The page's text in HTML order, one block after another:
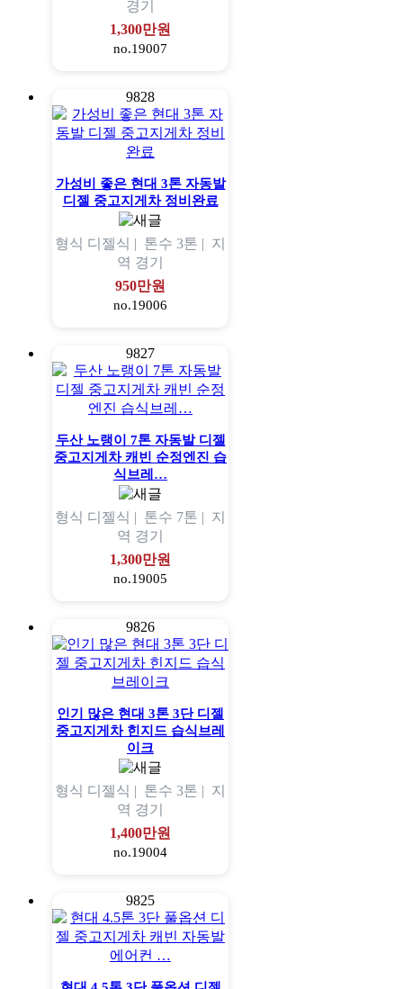
경기
1,300만원
no.19007
9828
가성비 좋은 현대 3톤 자동발
디젤 중고지게차 정비완료
형식 디젤식 | 톤수 3톤 | 지
역 경기
950만원
no.19006
9827
두산 노랭이 7톤 자동발 디젤
중고지게차 캐빈 순정엔진 습
식브레…
형식 디젤식 | 톤수 7톤 | 지
역 경기
1,300만원
no.19005
9826
인기 많은 현대 3톤 3단 디젤
중고지게차 힌지드 습식브레
이크
형식 디젤식 | 톤수 3톤 | 지
역 경기
1,400만원
no.19004
9825